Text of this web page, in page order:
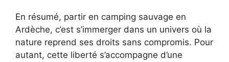
En résumé, partir en camping sauvage en
Ardèche, c’est s’immerger dans un univers où la
nature reprend ses droits sans compromis. Pour
autant, cette liberté s’accompagne d’une